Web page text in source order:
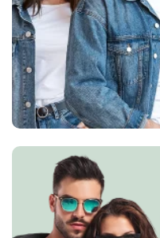
Toutes les marques
Persol
Prada
Toutes les marques